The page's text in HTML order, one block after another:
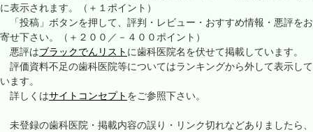
に表示されます。（＋１ポイント）
「投稿」ボタンを押して、評判・レビュー・おすすめ情報・悪評をお
寄せ下さい。（＋２００／－４００ポイント）
悪評はブラックでんリスト に歯科医院名を伏せて掲載しています。
評価資料不足の歯科医院等についてはランキングから外して表示して
います。
詳しくはサイトコンセプト をご参照下さい。
未登録の歯科医院・掲載内容の誤り・リンク切れなどありましたら、